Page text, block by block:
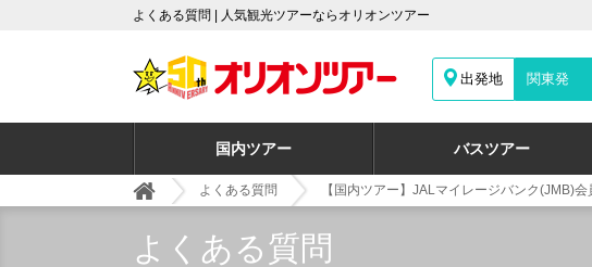
よくある質問 | 人気観光ツアーならオリオンツアー
出発地 関東発
国内ツアー バスツアー
よくある質問 【国内ツアー】JALマイレージバンク(JMB)
よくある質問